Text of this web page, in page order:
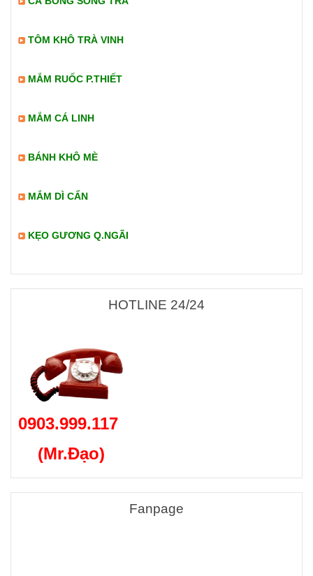
TÔM KHÔ TRÀ VINH
MẮM RUỐC P.THIẾT
MẮM CÁ LINH
BÁNH KHÔ MÈ
MẮM DÌ CẨN
KẸO GƯƠNG Q.NGÃI
HOTLINE 24/24
0903.999.117
(Mr.Đạo)
Fanpage